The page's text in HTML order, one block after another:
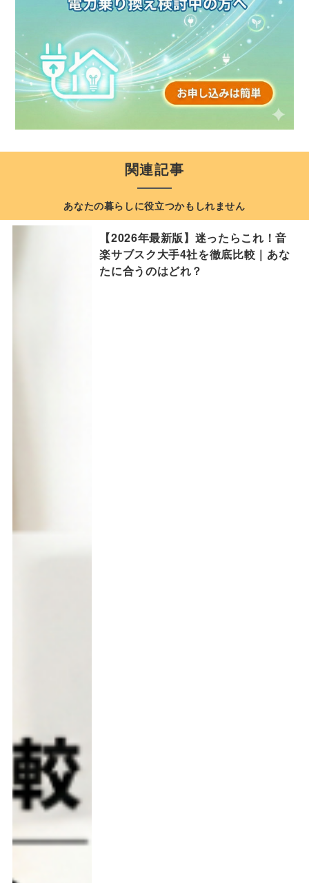
関連記事
あなたの暮らしに役立つかもしれません
【2026年最新版】迷ったらこれ！音
楽サブスク大手4社を徹底比較｜あな
たに合うのはどれ？